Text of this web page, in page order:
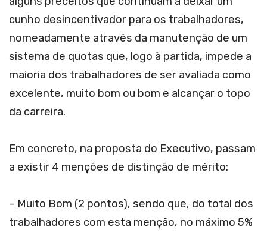
cunho desincentivador para os trabalhadores,
nomeadamente através da manutenção de um
sistema de quotas que, logo à partida, impede a
maioria dos trabalhadores de ser avaliada como
excelente, muito bom ou bom e alcançar o topo
da carreira.
Em concreto, na proposta do Executivo, passam
a existir 4 menções de distinção de mérito:
– Muito Bom (2 pontos), sendo que, do total dos
trabalhadores com esta menção, no máximo 5%